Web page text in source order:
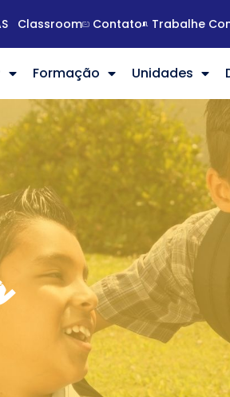
Classroom Contato Trabalhe
Formação Unidades